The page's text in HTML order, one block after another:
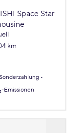
Space Star
km
Emissionen